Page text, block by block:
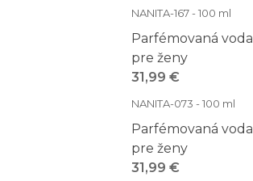
NANITA-167 - 100 ml
Parfémovaná voda
pre ženy
31,99 €
NANITA-073 - 100 ml
Parfémovaná voda
pre ženy
31,99 €